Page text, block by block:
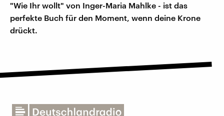
"Wie Ihr wollt" von Inger-Maria Mahlke - ist das
perfekte Buch für den Moment, wenn deine Krone
drückt.